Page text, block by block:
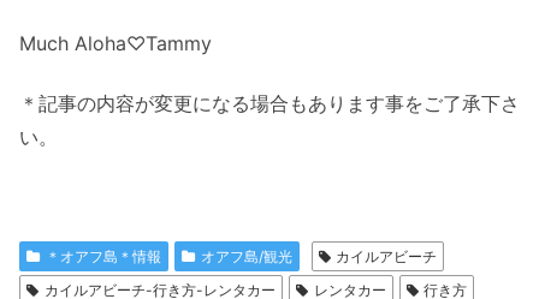
Much Aloha♡Tammy
＊記事の内容が変更になる場合もあります事をご了承下さ
い。
＊オアフ島＊情報 オアフ島/観光
カイルアビーチ
カイルアビーチ-行き方-レンタカー
レンタカー 行き方